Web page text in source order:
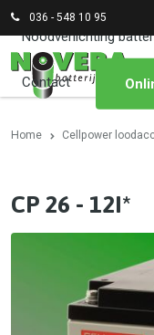
036 - 548 10 95
Noodverlichting
Contact
Home Cellpower
CP 26 - 12I*